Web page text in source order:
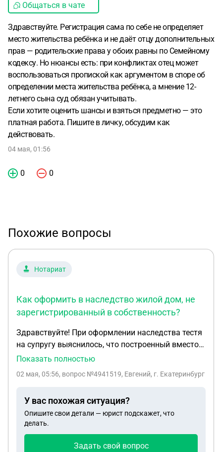
Общаться в чате
Здравствуйте. Регистрация сама по себе не определяет
место жительства ребёнка и не даёт отцу дополнительных
прав — родительские права у обоих равны по Семейному
кодексу. Но нюансы есть: при конфликтах отец может
воспользоваться пропиской как аргументом в споре об
определении места жительства ребёнка, а мнение 12-
летнего сына суд обязан учитывать.
Если хотите оценить шансы и взяться предметно — это
платная работа. Пишите в личку, обсудим как
действовать.
04 мая, 01:56
0 0
Похожие вопросы
Нотариат
Как оформить в наследство жилой дом, не
зарегистрированный в собственность?
Здравствуйте! При оформлении наследства тестя
на супругу выяснилось, что построенный вместо
старого новый жилой дом не был оформлен в
собственность на земельный участок под ним,
администрации на ввод дома в эксплуатацию.
Подскажите пожалуйста порядок действий для
оформления наследства на дом. Нотариус ничего
Показать полностью
02 мая, 05:56, вопрос №4941519, Евгений, г. Екатеринбург
У вас похожая ситуация?
Опишите свои детали — юрист подскажет, что
делать.
Задать свой вопрос